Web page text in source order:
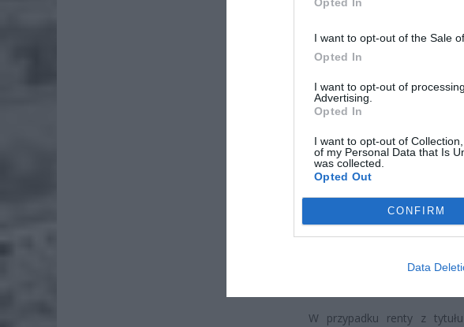
I want to opt-out of the Sale
Opted In
I want to opt-out of
Advertising.
Opted In
I want to opt-out of
of my Personal Data that Is
was collected.
Opted Out
CONFIRM
Data
ZOBACZ RÓWNIEŻ:
Lidl przecenił hit do
początek
4 sierpnia 2026 16:06
Pieniądze dla
W przypadku renty z